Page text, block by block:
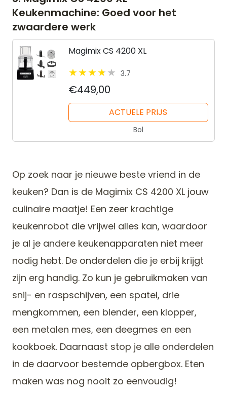
Keukenmachine: Goed voor het
zwaardere werk
Magimix CS 4200 XL
3.7
€449,00
ACTUELE PRIJS
Bol
Op zoek naar je nieuwe beste vriend in de
keuken? Dan is de Magimix CS 4200 XL jouw
culinaire maatje! Een zeer krachtige
keukenrobot die vrijwel alles kan, waardoor
je al je andere keukenapparaten niet meer
nodig hebt. De onderdelen die je erbij krijgt
zijn erg handig. Zo kun je gebruikmaken van
snij- en raspschijven, een spatel, drie
mengkommen, een blender, een klopper,
een metalen mes, een deegmes en een
kookboek. Daarnaast stop je alle onderdelen
in de daarvoor bestemde opbergbox. Eten
maken was nog nooit zo eenvoudig!